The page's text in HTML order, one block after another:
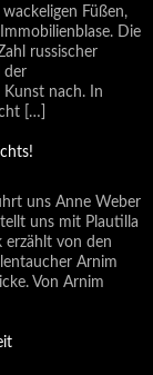
Füßen,
Die
russischer
der
Kunst nach. In
[…]
uns Anne Weber
uns mit Plautilla
erzählt von den
Arnim
Von Arnim